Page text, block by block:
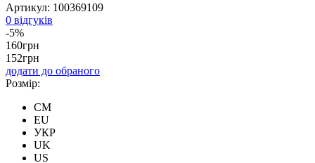
Артикул: 100369109
0 відгуків
-5%
160грн
152грн
додати до обраного
Розмір:
CM
EU
УКР
UK
US